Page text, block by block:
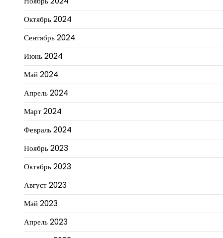
Октябрь 2024
Сентябрь 2024
Июнь 2024
Май 2024
Апрель 2024
Март 2024
Февраль 2024
Ноябрь 2023
Октябрь 2023
Август 2023
Май 2023
Апрель 2023